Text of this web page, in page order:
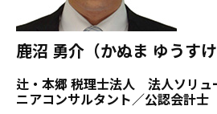
鹿沼 勇介（かぬま ゆうすけ
辻・本郷 税理士法人 法人ソリ
ニアコンサルタント／公認会計士